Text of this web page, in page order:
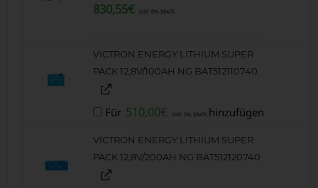
830,55€ inkl. 0% MwSt.
VICTRON ENERGY LITHIUM SUPER
PACK 12,8V/100AH NG BAT512110740
Für 510,00€ inkl. 0% MwSt. hinzufügen
VICTRON ENERGY LITHIUM SUPER
PACK 12,8V/200AH NG BAT512120740